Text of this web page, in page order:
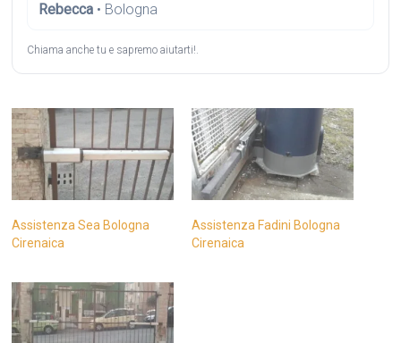
Rebecca • Bologna
Chiama anche tu e sapremo aiutarti!.
Assistenza Sea Bologna
Cirenaica
Assistenza Fadini Bologna
Cirenaica